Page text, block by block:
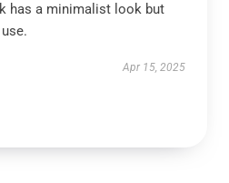
has a minimalist look but
Apr 15, 2025